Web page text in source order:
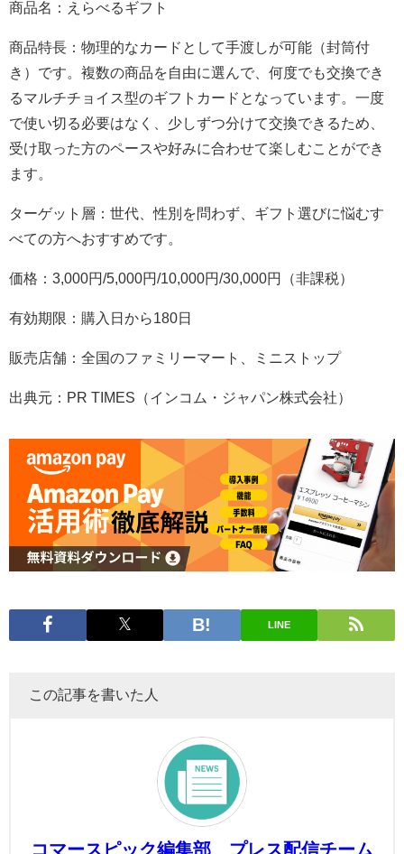
商品名：えらべるギフト
商品特長：物理的なカードとして手渡しが可能（封筒付
き）です。複数の商品を自由に選んで、何度でも交換でき
るマルチチョイス型のギフトカードとなっています。一度
で使い切る必要はなく、少しずつ分けて交換できるため、
受け取った方のペースや好みに合わせて楽しむことができ
ます。
ターゲット層：世代、性別を問わず、ギフト選びに悩むす
べての方へおすすめです。
価格：3,000円/5,000円/10,000円/30,000円（非課税）
有効期限：購入日から180日
販売店舗：全国のファミリーマート、ミニストップ
出典元：PR TIMES（インコム・ジャパン株式会社）
LINE
この記事を書いた人
コマースピック編集部 プレス配信チーム